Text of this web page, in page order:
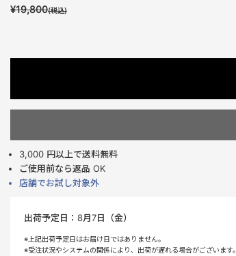
¥19,800(税込)
3,000 円以上で送料無料
ご使用前なら返品 OK
店舗でお試し対象外
出荷予定日： 8月7日（金）
※上記出荷予定日はお届け日ではありません。
※受注状況やシステムの関係により、出荷が遅れる場合がございます。